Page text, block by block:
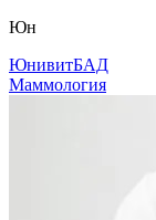
Юн
ЮнивитБАД
Маммология